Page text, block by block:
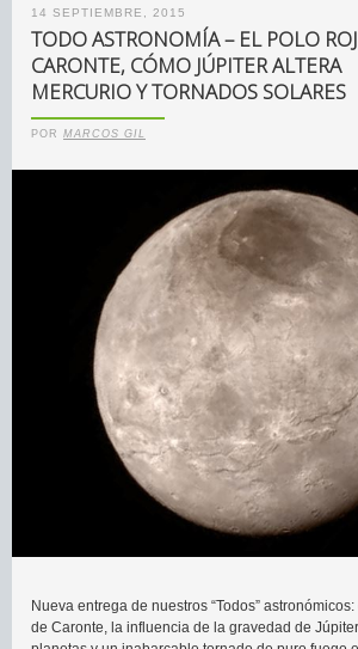
14 SEPTIEMBRE, 2015
TODO ASTRONOMÍA – EL POLO
CARONTE, CÓMO JÚPITER ALTERA
MERCURIO Y TORNADOS SOLARES
POR MARCOS GIL
Nueva entrega de nuestros “Todos”
de Caronte, la influencia de la gravedad de